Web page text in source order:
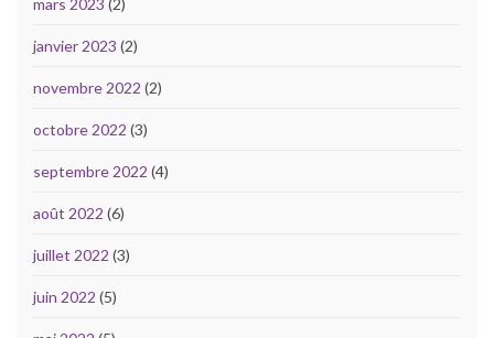
mars 2023 (2)
janvier 2023 (2)
novembre 2022 (2)
octobre 2022 (3)
septembre 2022 (4)
août 2022 (6)
juillet 2022 (3)
juin 2022 (5)